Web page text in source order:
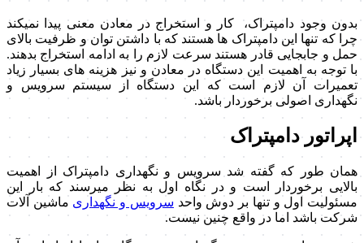
بدون وجود دامپتراک، کار و استخراج در معادن معنی پیدا نمیکند
چرا که تنها این دامپتراک ها هستند که با داشتن توان و ظرفیت بالای
حمل و جابجایی قادر هستند سرعت لازم را به ادامه استخراج بدهند.
با توجه به اهمیت این دستگاه در معادن و نیز هزینه های بسیار زیاد
تعمیرات آن لازم است که این دستگاه از سیستم سرویس و
نگهداری اصولی برخوردار باشد.
اپراتور دامپتراک
همان طور که گفته شد سرویس و نگهداری دامپتراک از اهمیت
بالایی برخوردار است و در نگاه اول به نظر میرسند که بار این
مسئولیت اول و تنها بر دوش واحد سرویس و نگهداری ماشین آلات
شرکت باشد اما در واقع چنین نیست.